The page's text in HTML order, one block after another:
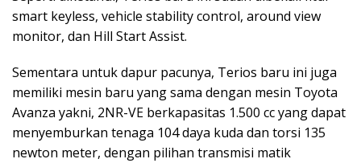
smart keyless, vehicle stability control, around view
monitor, dan Hill Start Assist.
Sementara untuk dapur pacunya, Terios baru ini juga
memiliki mesin baru yang sama dengan mesin Toyota
Avanza yakni, 2NR-VE berkapasitas 1.500 cc yang dapat
menyemburkan tenaga 104 daya kuda dan torsi 135
newton meter, dengan pilihan transmisi matik